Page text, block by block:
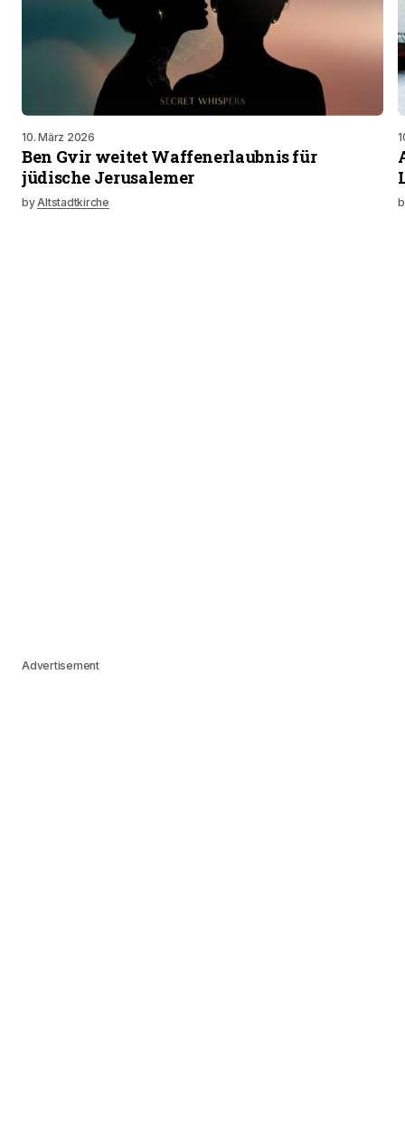
10. März 2026
Ben Gvir weitet Waffenerlaubnis für
jüdische Jerusalemer
byAltstadtkirche
Advertisement